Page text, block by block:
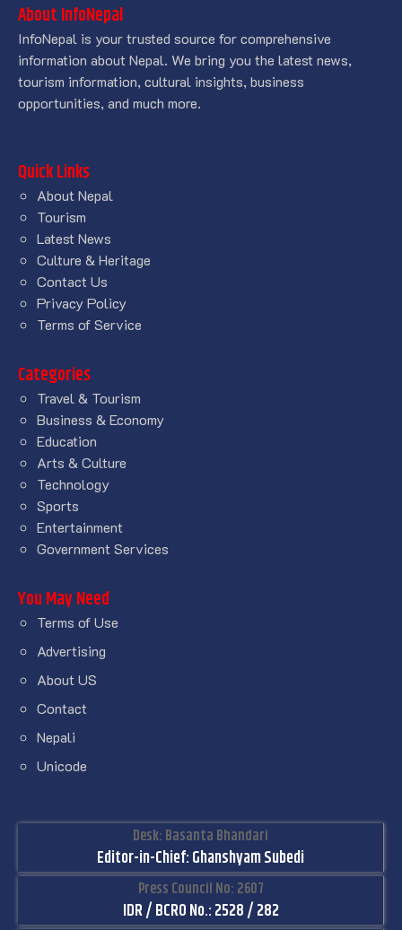
About InfoNepal
InfoNepal is your trusted source for comprehensive
information about Nepal. We bring you the latest news,
tourism information, cultural insights, business
opportunities, and much more.
Quick Links
About Nepal
Tourism
Latest News
Culture & Heritage
Contact Us
Privacy Policy
Terms of Service
Categories
Travel & Tourism
Business & Economy
Education
Arts & Culture
Technology
Sports
Entertainment
Government Services
You May Need
Terms of Use
Advertising
About US
Contact
Nepali
Unicode
Desk: Basanta Bhandari
Editor-in-Chief: Ghanshyam Subedi
Press Council No: 2607
IDR / BCRO No.: 2528 / 282